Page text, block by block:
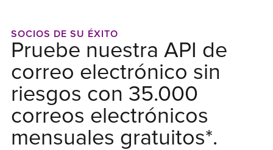
SOCIOS DE SU ÉXITO
Pruebe nuestra API de
correo electrónico sin
riesgos con 35.000
correos electrónicos
mensuales gratuitos*.